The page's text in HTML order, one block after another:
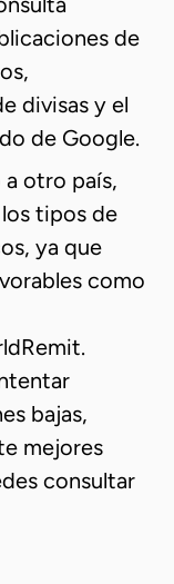
de
divisas y el
de Google.
a otro país,
tipos de
ya que
como
bajas,
mejores
consultar